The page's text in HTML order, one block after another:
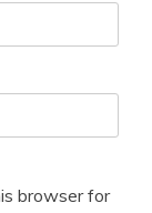
browser for